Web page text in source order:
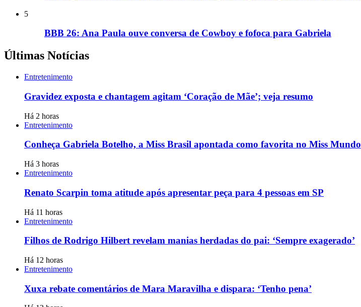
5
BBB 26: Ana Paula ouve conversa de Cowboy e fofoca para Gabriela
Últimas Notícias
Entretenimento
Gravidez exposta e chantagem agitam ‘Coração de Mãe’; veja resumo
Há 2 horas
Entretenimento
Conheça Gabriela Botelho, a Miss Brasil apontada como favorita no Miss Mundo
Há 3 horas
Entretenimento
Renato Scarpin toma atitude após apresentar peça para 4 pessoas em SP
Há 11 horas
Entretenimento
Filhos de Rodrigo Hilbert revelam manias herdadas do pai: ‘Sempre exagerado’
Há 12 horas
Entretenimento
Xuxa rebate comentários de Mara Maravilha e dispara: ‘Tenho pena’